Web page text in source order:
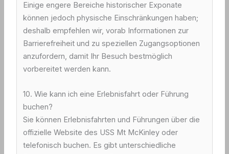
Einige engere Bereiche historischer Exponate
können jedoch physische Einschränkungen haben;
deshalb empfehlen wir, vorab Informationen zur
Barrierefreiheit und zu speziellen Zugangsoptionen
anzufordern, damit Ihr Besuch bestmöglich
vorbereitet werden kann.
10. Wie kann ich eine Erlebnisfahrt oder Führung
buchen?
Sie können Erlebnisfahrten und Führungen über die
offizielle Website des USS Mt McKinley oder
telefonisch buchen. Es gibt unterschiedliche